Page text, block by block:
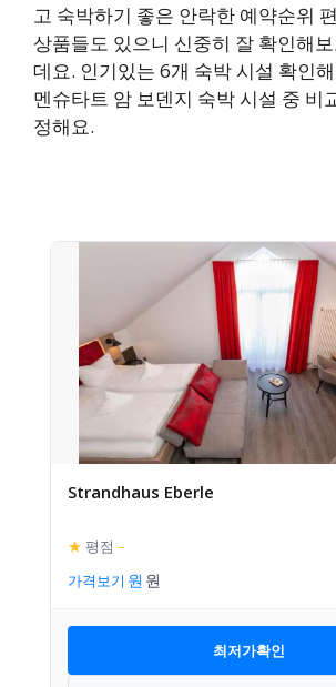
고 숙박하기 좋은 안락한 예약순위
상품들도 있으니 신중히 잘 확인해
데요. 인기있는 6개 숙박 시설 확인
멘슈타트 암 보덴지 숙박 시설 중 비
정해요.
Strandhaus Eberle
★ 평점 –
가격보기
최저가확인